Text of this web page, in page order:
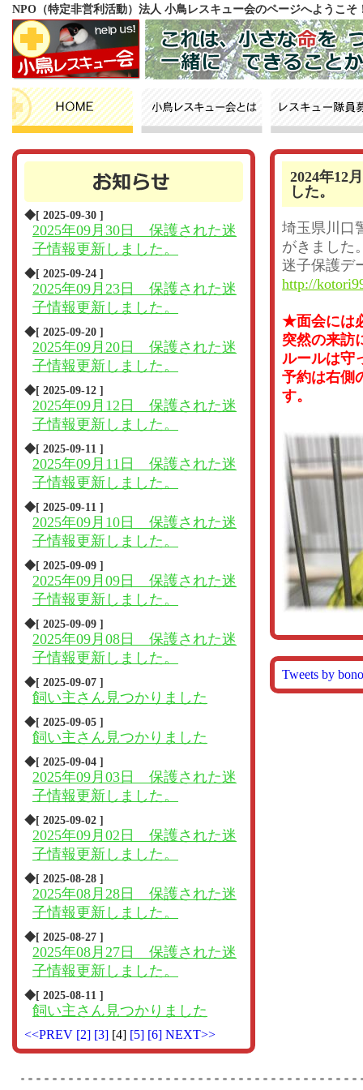
NPO（特定非営利活動）法人 小鳥レスキュー会のページへようこそ
◆[ 2025-09-30 ]
2025年09月30日 保護された迷
子情報更新しました。
◆[ 2025-09-24 ]
2025年09月23日 保護された迷
子情報更新しました。
◆[ 2025-09-20 ]
2025年09月20日 保護された迷
子情報更新しました。
◆[ 2025-09-12 ]
2025年09月12日 保護された迷
子情報更新しました。
◆[ 2025-09-11 ]
2025年09月11日 保護された迷
子情報更新しました。
◆[ 2025-09-11 ]
2025年09月10日 保護された迷
子情報更新しました。
◆[ 2025-09-09 ]
2025年09月09日 保護された迷
子情報更新しました。
◆[ 2025-09-09 ]
2025年09月08日 保護された迷
子情報更新しました。
◆[ 2025-09-07 ]
飼い主さん見つかりました
◆[ 2025-09-05 ]
飼い主さん見つかりました
◆[ 2025-09-04 ]
2025年09月03日 保護された迷
子情報更新しました。
◆[ 2025-09-02 ]
2025年09月02日 保護された迷
子情報更新しました。
◆[ 2025-08-28 ]
2025年08月28日 保護された迷
子情報更新しました。
◆[ 2025-08-27 ]
2025年08月27日 保護された迷
子情報更新しました。
◆[ 2025-08-11 ]
飼い主さん見つかりました
<<PREV [2] [3] [4] [5] [6] NEXT>>
2024年12
した。
埼玉県川口
がきました
迷子保護デ
http://
★面会には
突然の来訪
ルールは守
予約は右側
す。
Tweets by